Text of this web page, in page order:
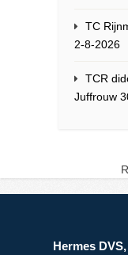
TC
2-8-2026
TCR
Juffrouw
Hermes